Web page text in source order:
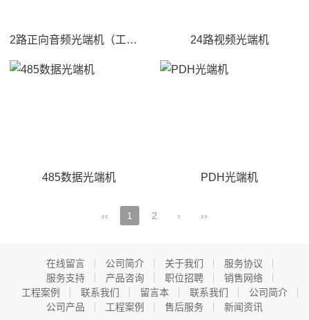
2路正向音频光端机（工业端子） 24路视频光端机
485数据光端机 PDH光端机
‹‹ 1 2 › ››
在线留言 公司简介 关于我们
服务协议
服务支持
产品咨询 职位招聘
销售网络
工程案例
联系我们 留言本 联系我们
公司简介
公司产品
工程案例 售后服务 新闻资讯